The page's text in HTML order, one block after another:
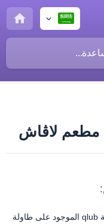
مطعم لاڤاش
قم بمسح ال (QR Code) باستخدام منصة qlub الموجود على طاولة